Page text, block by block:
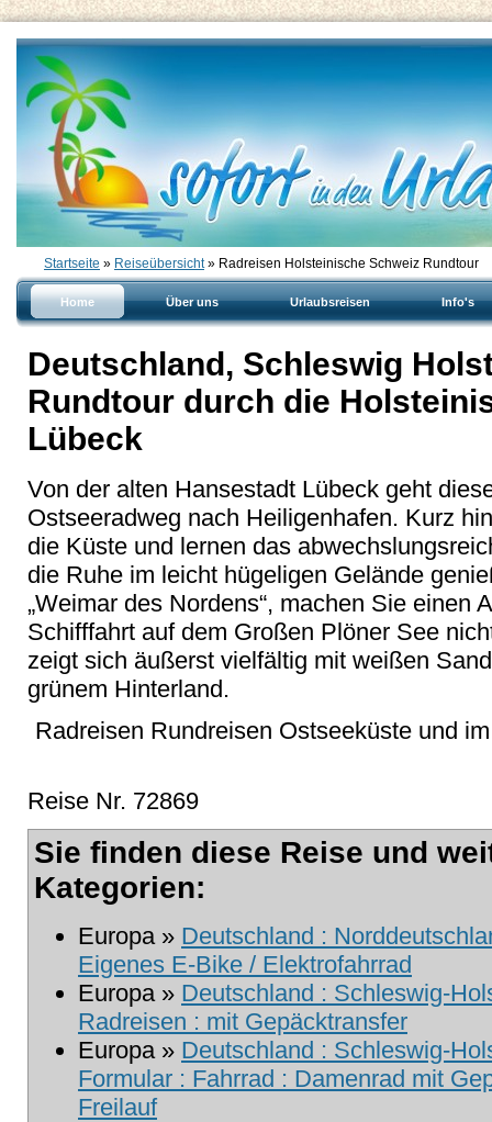
Startseite » Reiseübersicht» Radreisen Holsteinische Schweiz Rundtour
Home Über uns Urlaubsreisen Info's
Deutschland, Schleswig
Rundtour durch die
Lübeck
Von der alten Hansestadt Lübeck geht
Ostseeradweg nach Heiligenhafen. Kurz
die Küste und lernen das
die Ruhe im leicht hügeligen Gelände
„Weimar des Nordens“, machen Sie einen
Schifffahrt auf dem Großen Plöner See
zeigt sich äußerst vielfältig mit weißen
grünem Hinterland.
Radreisen Rundreisen Ostseeküste und
Reise Nr. 72869
Sie finden diese Reise und
Kategorien:
Europa » Deutschland :
Eigenes E-Bike / Elektrofahrrad
Europa » Deutschland : Schleswig-
Radreisen : mit Gepäcktransfer
Europa » Deutschland : Schleswig-
Formular : Fahrrad : Damenrad mit
Freilauf